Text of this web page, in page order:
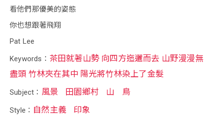
看他們那優美的姿態
你也想跟著飛翔
Pat Lee
Keywords： 茶田就著山勢 向四方迤邐而去 山野漫漫無
盡頭 竹林夾在其中 陽光將竹林染上了金髮
Subject： 風景 田園鄉村 山 鳥
Style： 自然主義 印象